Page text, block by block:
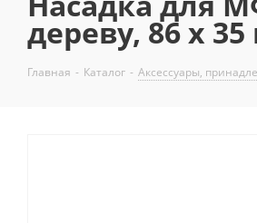
дереву, 86 х
Главная - Каталог - Аксессуары,